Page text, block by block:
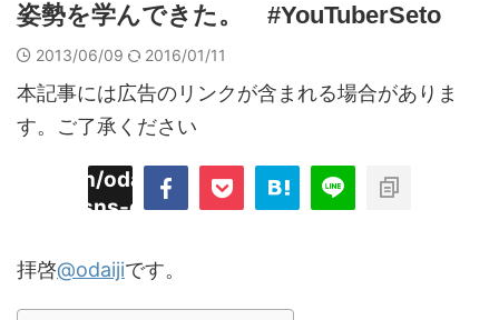
姿勢を学んできた。 #YouTuberSeto
2013/06/09 2016/01/11
本記事には広告のリンクが含まれる場合がありま
す。ご了承ください
odaiji.com/public_html/blog/wp-
sns-count-cache/sns-count-
拝啓@odaijiです。